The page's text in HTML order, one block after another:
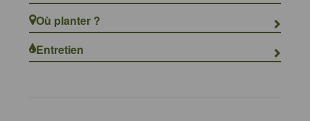
Où planter ?
Entretien